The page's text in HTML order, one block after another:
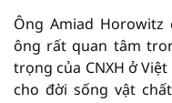
Ông Amiad
ông rất quan tâm
trọng của CNXH ở
cho đời sống vật